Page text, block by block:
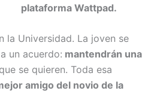
plataforma Wattpad.
la Universidad. La joven se
un acuerdo: mantendrán una
se quieren. Toda esa
amigo del novio de la